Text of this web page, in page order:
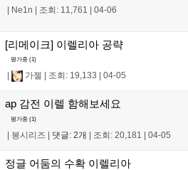
Ne1n 조회: 11,761 04-06
[리메이크] 이렐리아 공략
평가중 (1)
가젤 조회: 19,133 04-05
ap 감전 이렐 함해보세요
평가중 (1)
| 봉시리즈 | 댓글: 2개 | 조회: 20,181 | 04-05
정글 어둠의 수확 이렐리아